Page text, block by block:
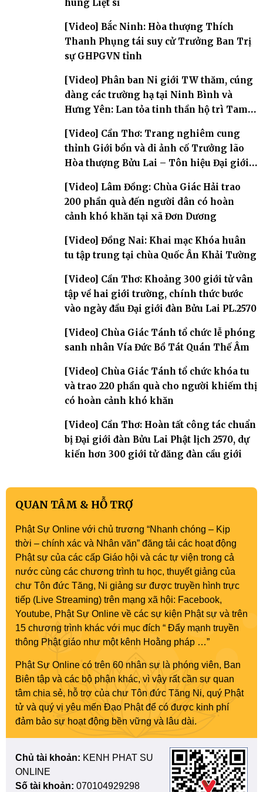
hùng Liệt sĩ
[Video] Bắc Ninh: Hòa thượng Thích
Thanh Phụng tái suy cử Trưởng Ban Trị
sự GHPGVN tỉnh
[Video] Phân ban Ni giới TW thăm, cúng
dàng các trường hạ tại Ninh Bình và
Hưng Yên: Lan tỏa tinh thần hộ trì Tam
[Video] Cần Thơ: Trang nghiêm cung
thỉnh Giới bổn và di ảnh cố Trưởng lão
Hòa thượng Bửu Lai – Tôn hiệu Đại giới
[Video] Lâm Đồng: Chùa Giác Hải trao
200 phần quà đến người dân có hoàn
cảnh khó khăn tại xã Đơn Dương
[Video] Đồng Nai: Khai mạc Khóa huân
tu tập trung tại chùa Quốc Ân Khải Tường
[Video] Cần Thơ: Khoảng 300 giới tử vân
tập về hai giới trường, chính thức bước
vào ngày đầu Đại giới đàn Bửu Lai PL.2570
[Video] Chùa Giác Tánh tổ chức lễ phóng
sanh nhân Vía Đức Bồ Tát Quán Thế Âm
[Video] Chùa Giác Tánh tổ chức khóa tu
và trao 220 phần quà cho người khiếm thị
có hoàn cảnh khó khăn
[Video] Cần Thơ: Hoàn tất công tác chuẩn
bị Đại giới đàn Bửu Lai Phật lịch 2570, dự
kiến hơn 300 giới tử đăng đàn cầu giới
QUAN TÂM & HỖ TRỢ
Phật Sự Online với chủ trương “Nhanh chóng – Kịp
thời – chính xác và Nhân văn” đăng tải các hoạt động
Phật sự của các cấp Giáo hội và các tự viện trong cả
nước cùng các chương trình tu học, thuyết giảng của
chư Tôn đức Tăng, Ni giảng sư được truyền hình trực
tiếp (Live Streaming) trên mạng xã hội: Facebook,
Youtube, Phật Sự Online về các sự kiện Phật sự và trên
15 chương trình khác với mục đích “ Đẩy mạnh truyền
thông Phật giáo như một kênh Hoằng pháp …”
Phật Sự Online có trên 60 nhân sự là phóng viên, Ban
Biên tập và các bộ phận khác, vì vậy rất cần sự quan
tâm chia sẻ, hỗ trợ của chư Tôn đức Tăng Ni, quý Phật
tử và quý vị yêu mến Đạo Phật để có được kinh phí
đảm bảo sự hoạt động bền vững và lâu dài.
Chủ tài khoản: KENH PHAT SU
ONLINE
Số tài khoản: 070104929298